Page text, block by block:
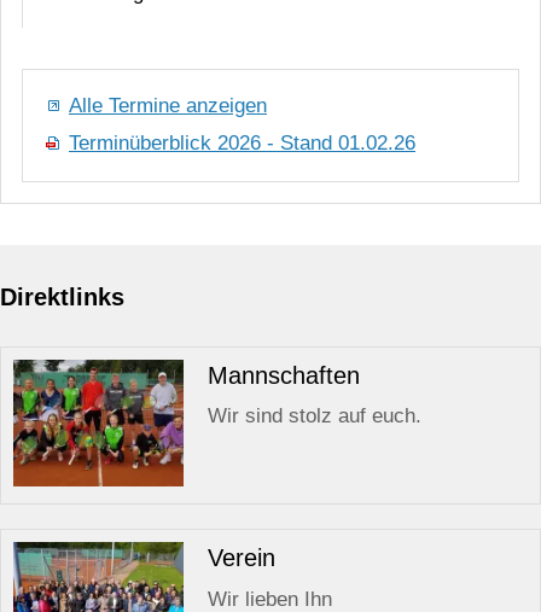
Alle Termine anzeigen
Terminüberblick 2026 - Stand 01.02.26
Direktlinks
Mannschaften
Wir sind stolz auf euch.
Verein
Wir lieben Ihn